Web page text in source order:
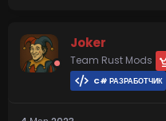
Joker
Team Rust Mods
C# РАЗРАБОТЧИК